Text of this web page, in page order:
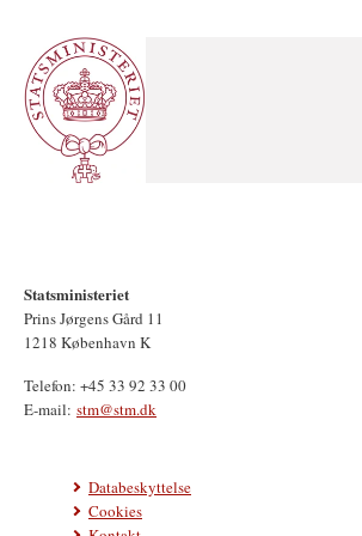
Statsministeriet
Prins Jørgens Gård 11
1218 København K
Telefon: +45 33 92 33 00
E-mail: stm@stm.dk
Databeskyttelse
Cookies